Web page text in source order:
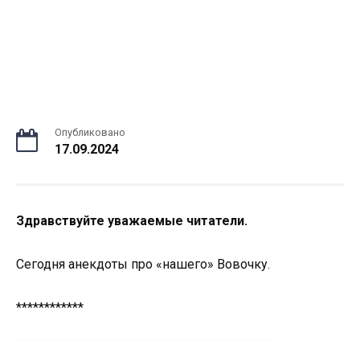
Опубликовано
17.09.2024
Здравствуйте уважаемые читатели.
Сегодня анекдоты про «нашего» Вовочку.
************